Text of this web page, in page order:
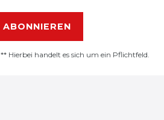
ABONNIEREN
** Hierbei handelt es sich um ein Pflichtfeld.